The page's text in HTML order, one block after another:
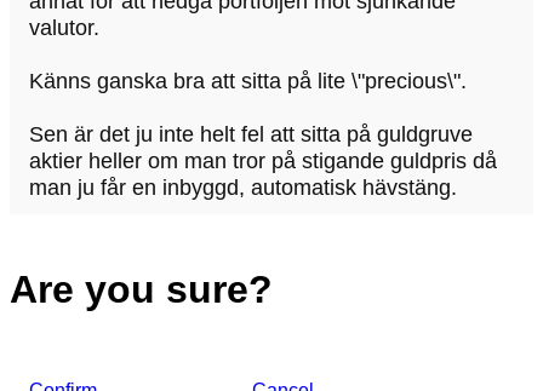
valutor.
Känns ganska bra att sitta på lite \"precious\".
Sen är det ju inte helt fel att sitta på guldgruve
aktier heller om man tror på stigande guldpris då
man ju får en inbyggd, automatisk hävstäng.
Are you sure?